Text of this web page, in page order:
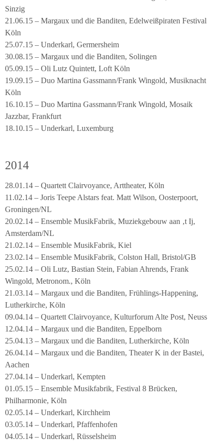
Sinzig
21.06.15 – Margaux und die Banditen, Edelweißpiraten Festival
Köln
25.07.15 – Underkarl, Germersheim
30.08.15 – Margaux und die Banditen, Solingen
05.09.15 – Oli Lutz Quintett, Loft Köln
19.09.15 – Duo Martina Gassmann/Frank Wingold, Musiknacht
Köln
16.10.15 – Duo Martina Gassmann/Frank Wingold, Mosaik
Jazzbar, Frankfurt
18.10.15 – Underkarl, Luxemburg
2014
28.01.14 – Quartett Clairvoyance, Arttheater, Köln
11.02.14 – Joris Teepe Alstars feat. Matt Wilson, Oosterpoort,
Groningen/NL
20.02.14 – Ensemble MusikFabrik, Muziekgebouw aan ‚t Ij,
Amsterdam/NL
21.02.14 – Ensemble MusikFabrik, Kiel
23.02.14 – Ensemble MusikFabrik, Colston Hall, Bristol/GB
25.02.14 – Oli Lutz, Bastian Stein, Fabian Ahrends, Frank
Wingold, Metronom., Köln
21.03.14 – Margaux und die Banditen, Frühlings-Happening,
Lutherkirche, Köln
09.04.14 – Quartett Clairvoyance, Kulturforum Alte Post, Neuss
12.04.14 – Margaux und die Banditen, Eppelborn
25.04.13 – Margaux und die Banditen, Lutherkirche, Köln
26.04.14 – Margaux und die Banditen, Theater K in der Bastei,
Aachen
27.04.14 – Underkarl, Kempten
01.05.15 – Ensemble Musikfabrik, Festival 8 Brücken,
Philharmonie, Köln
02.05.14 – Underkarl, Kirchheim
03.05.14 – Underkarl, Pfaffenhofen
04.05.14 – Underkarl, Rüsselsheim